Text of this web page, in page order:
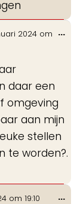
2024 om
daar een
omgeving
aan mijn
stellen
te worden?.
...
om 19:10 ...